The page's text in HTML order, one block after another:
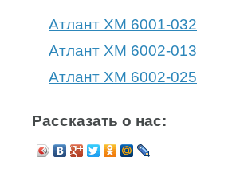
Атлант ХМ 6001-032
Атлант ХМ 6002-013
Атлант ХМ 6002-025
Рассказать о нас: